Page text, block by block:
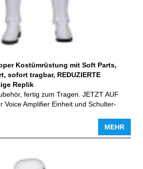
Kostümrüstung mit Soft Parts,
sofort tragbar, REDUZIERTE
Replik
fertig zum Tragen. JETZT AUF
Voice Amplifier Einheit und Schulter-
MEHR